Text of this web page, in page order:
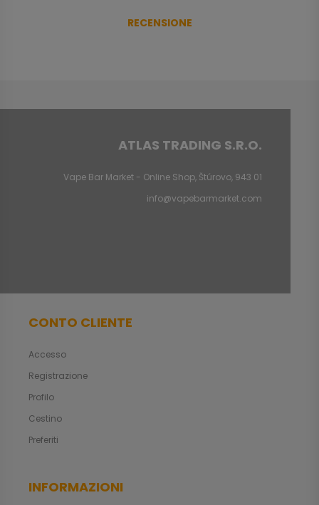
RECENSIONE
ATLAS TRADING S.R.O.
Vape Bar Market - Online Shop, Štúrovo, 943 01
info@vapebarmarket.com
CONTO CLIENTE
Accesso
Registrazione
Profilo
Cestino
Preferiti
INFORMAZIONI